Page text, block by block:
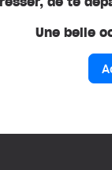
Une belle